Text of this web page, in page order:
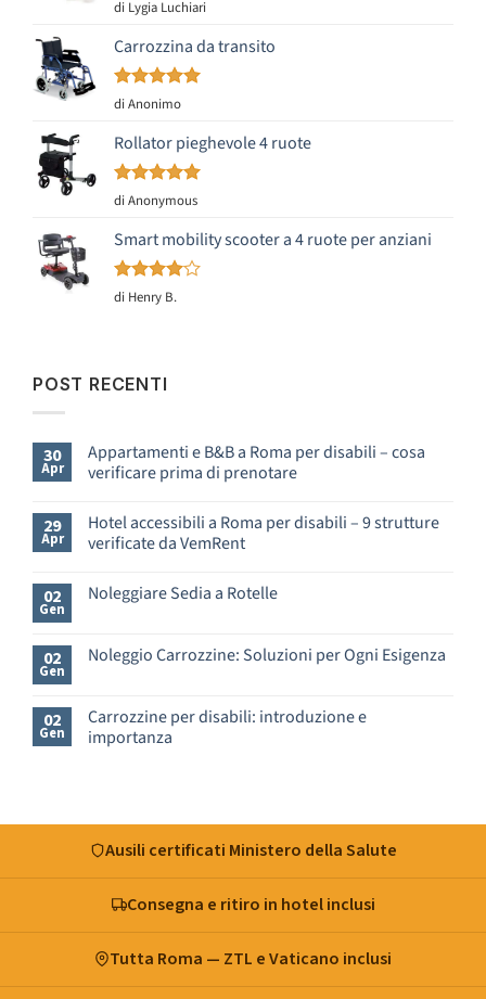
Valutato5
di Lygia Luchiari
Carrozzina da transito
Valutato5
di Anonimo
Rollator pieghevole 4 ruote
Valutato5
di Anonymous
Smart mobility scooter a 4 ruote per anziani
Valutato
di Henry B.
POST RECENTI
30
Apr
Appartamenti e B&B a Roma per disabili – cosa
verificare prima di prenotare
commento
su
Appartamenti
a
–
prima
di
prenotare
29
Apr
Hotel accessibili a Roma per disabili – 9 strutture
verificate da VemRent
commento
su
a
Roma
–
9
strutture
02
Gen
Noleggiare Sedia a Rotelle
su
Noleggiare
Rotelle
02
Gen
Noleggio Carrozzine: Soluzioni per Ogni Esigenza
su
Noleggio
Carrozzine:
02
Gen
Carrozzine per disabili: introduzione e
importanza
per
disabili:
introduzione
e
Ausili certificati Ministero della Salute
Consegna e ritiro in hotel inclusi
Tutta Roma — ZTL e Vaticano inclusi